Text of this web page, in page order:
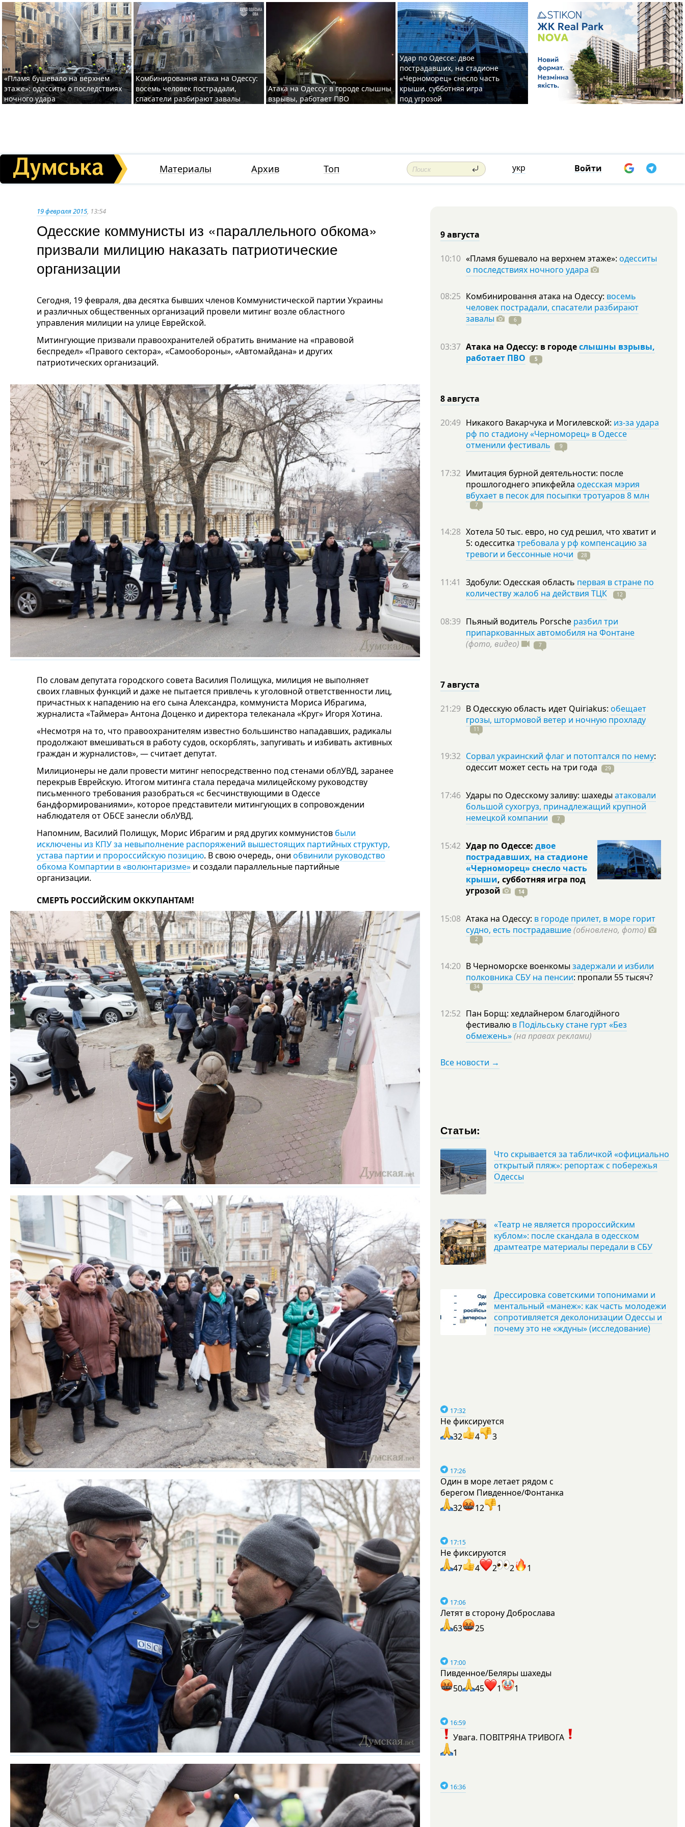
«Пламя бушевало на верхнем
этаже»: одесситы о последствиях
ночного удара
Комбинировання атака на Одессу:
восемь человек пострадали,
спасатели разбирают завалы
Атака на Одессу: в городе слышны
взрывы, работает ПВО
Удар по Одессе: двое
пострадавших, на стадионе
«Черноморец» снесло часть
крыши, субботняя игра
под угрозой
Материалы Архив Топ укр Войти
19 февраля 2015, 13:54
Одесские коммунисты из «параллельного обкома»
призвали милицию наказать патриотические
организации
Сегодня, 19 февраля, два десятка бывших членов Коммунистической партии Украины
и различных общественных организаций провели митинг возле областного
управления милиции на улице Еврейской.
Митингующие призвали правоохранителей обратить внимание на «правовой
беспредел» «Правого сектора», «Самообороны», «Автомайдана» и других
патриотических организаций.
По словам депутата городского совета Василия Полищука, милиция не выполняет
своих главных функций и даже не пытается привлечь к уголовной ответственности лиц,
причастных к нападению на его сына Александра, коммуниста Мориса Ибрагима,
журналиста «Таймера» Антона Доценко и директора телеканала «Круг» Игоря Хотина.
«Несмотря на то, что правоохранителям известно большинство нападавших, радикалы
продолжают вмешиваться в работу судов, оскорблять, запугивать и избивать активных
граждан и журналистов», — считает депутат.
Милиционеры не дали провести митинг непосредственно под стенами облУВД, заранее
перекрыв Еврейскую. Итогом митинга стала передача милицейскому руководству
письменного требования разобраться «с бесчинствующими в Одессе
бандформированиями», которое представители митингующих в сопровождении
наблюдателя от ОБСЕ занесли облУВД.
Напомним, Василий Полищук, Морис Ибрагим и ряд других коммунистов были
исключены из КПУ за невыполнение распоряжений вышестоящих партийных структур,
устава партии и пророссийскую позицию. В свою очередь, они обвинили руководство
обкома Компартии в «волюнтаризме» и создали параллельные партийные
организации.
СМЕРТЬ РОССИЙСКИМ ОККУПАНТАМ!
9 августа
10:10 «Пламя бушевало на верхнем этаже»: одесситы
о последствиях ночного удара
08:25 Комбинировання атака на Одессу: восемь
человек пострадали, спасатели разбирают
завалы
6
03:37 Атака на Одессу: в городеслышны взрывы,
работает ПВО
5
8 августа
20:49 Никакого Вакарчука и Могилевской: из-за удара
рф по стадиону «Черноморец» в Одессе
отменили фестиваль
9
17:32 Имитация бурной деятельности: после
прошлогоднего эпикфейла одесская мэрия
вбухает в песок для посыпки тротуаров 8 млн
7
14:28 Хотела 50 тыс. евро, но суд решил, что хватит и
5: одесситка требовала у рф компенсацию за
тревоги и бессонные ночи
28
11:41 Здобули: Одесская область первая в стране по
количеству жалоб на действия ТЦК
12
08:39 Пьяный водитель Porsche разбил три
припаркованных автомобиля на Фонтане
(фото, видео)
7
7 августа
21:29 В Одесскую область идет Quiriakus: обещает
грозы, штормовой ветер и ночную прохладу
11
19:32 Сорвал украинский флаг и потоптался по нему:
одессит может сесть на три года 29
17:46 Удары по Одесскому заливу: шахеды атаковали
большой сухогруз, принадлежащий крупной
немецкой компании
7
15:42 Удар по Одессе: двое
пострадавших, на стадионе
«Черноморец» снесло часть
крыши, субботняя игра под
угрозой
14
15:08 Атака на Одессу: в городе прилет, в море горит
судно, есть пострадавшие(обновлено, фото)
2
14:20 В Черноморске военкомы задержали и избили
полковника СБУ на пенсии: пропали 55тысяч?
34
12:52 Пан Борщ: хедлайнером благодійного
фестивалю в Подільську стане гурт «Без
обмежень»(на правах реклами)
Все новости →
Статьи:
Что скрывается за табличкой «официально
открытый пляж»: репортаж с побережья
Одессы
«Театр не является пророссийским
кублом»: после скандала в одесском
драмтеатре материалы передали в СБУ
Дрессировка советскими топонимами и
ментальный «манеж»: как часть молодежи
сопротивляется деколонизации Одессы и
почему это не «ждуны» (исследование)
17:32
Не фиксируется
32
4 3
17:26
Один в море летает рядом с
берегом Пивденное/Фонтанка
32
12 1
17:15
Не фиксируются
47
4 2 2 1
17:06
Летят в сторону Доброслава
63
25
17:00
Пивденное/Беляры шахеды
50
45 1 1
16:59
Увага. ПОВІТРЯНА ТРИВОГА
1
16:36